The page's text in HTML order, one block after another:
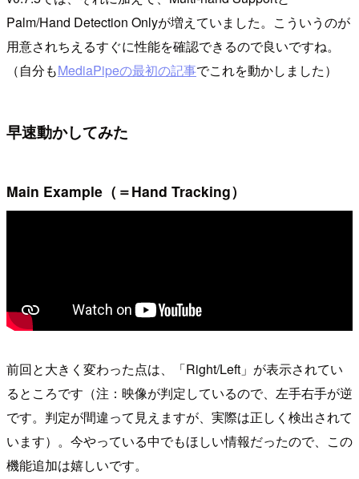
Palm/Hand Detection Onlyが増えていました。こういうのが
用意されちえるすぐに性能を確認できるので良いですね。
（自分もMediaPipeの最初の記事でこれを動かしました）
早速動かしてみた
Main Example（＝Hand Tracking）
前回と大きく変わった点は、「Right/Left」が表示されてい
るところです（注：映像が判定しているので、左手右手が逆
です。判定が間違って見えますが、実際は正しく検出されて
います）。今やっている中でもほしい情報だったので、この
機能追加は嬉しいです。